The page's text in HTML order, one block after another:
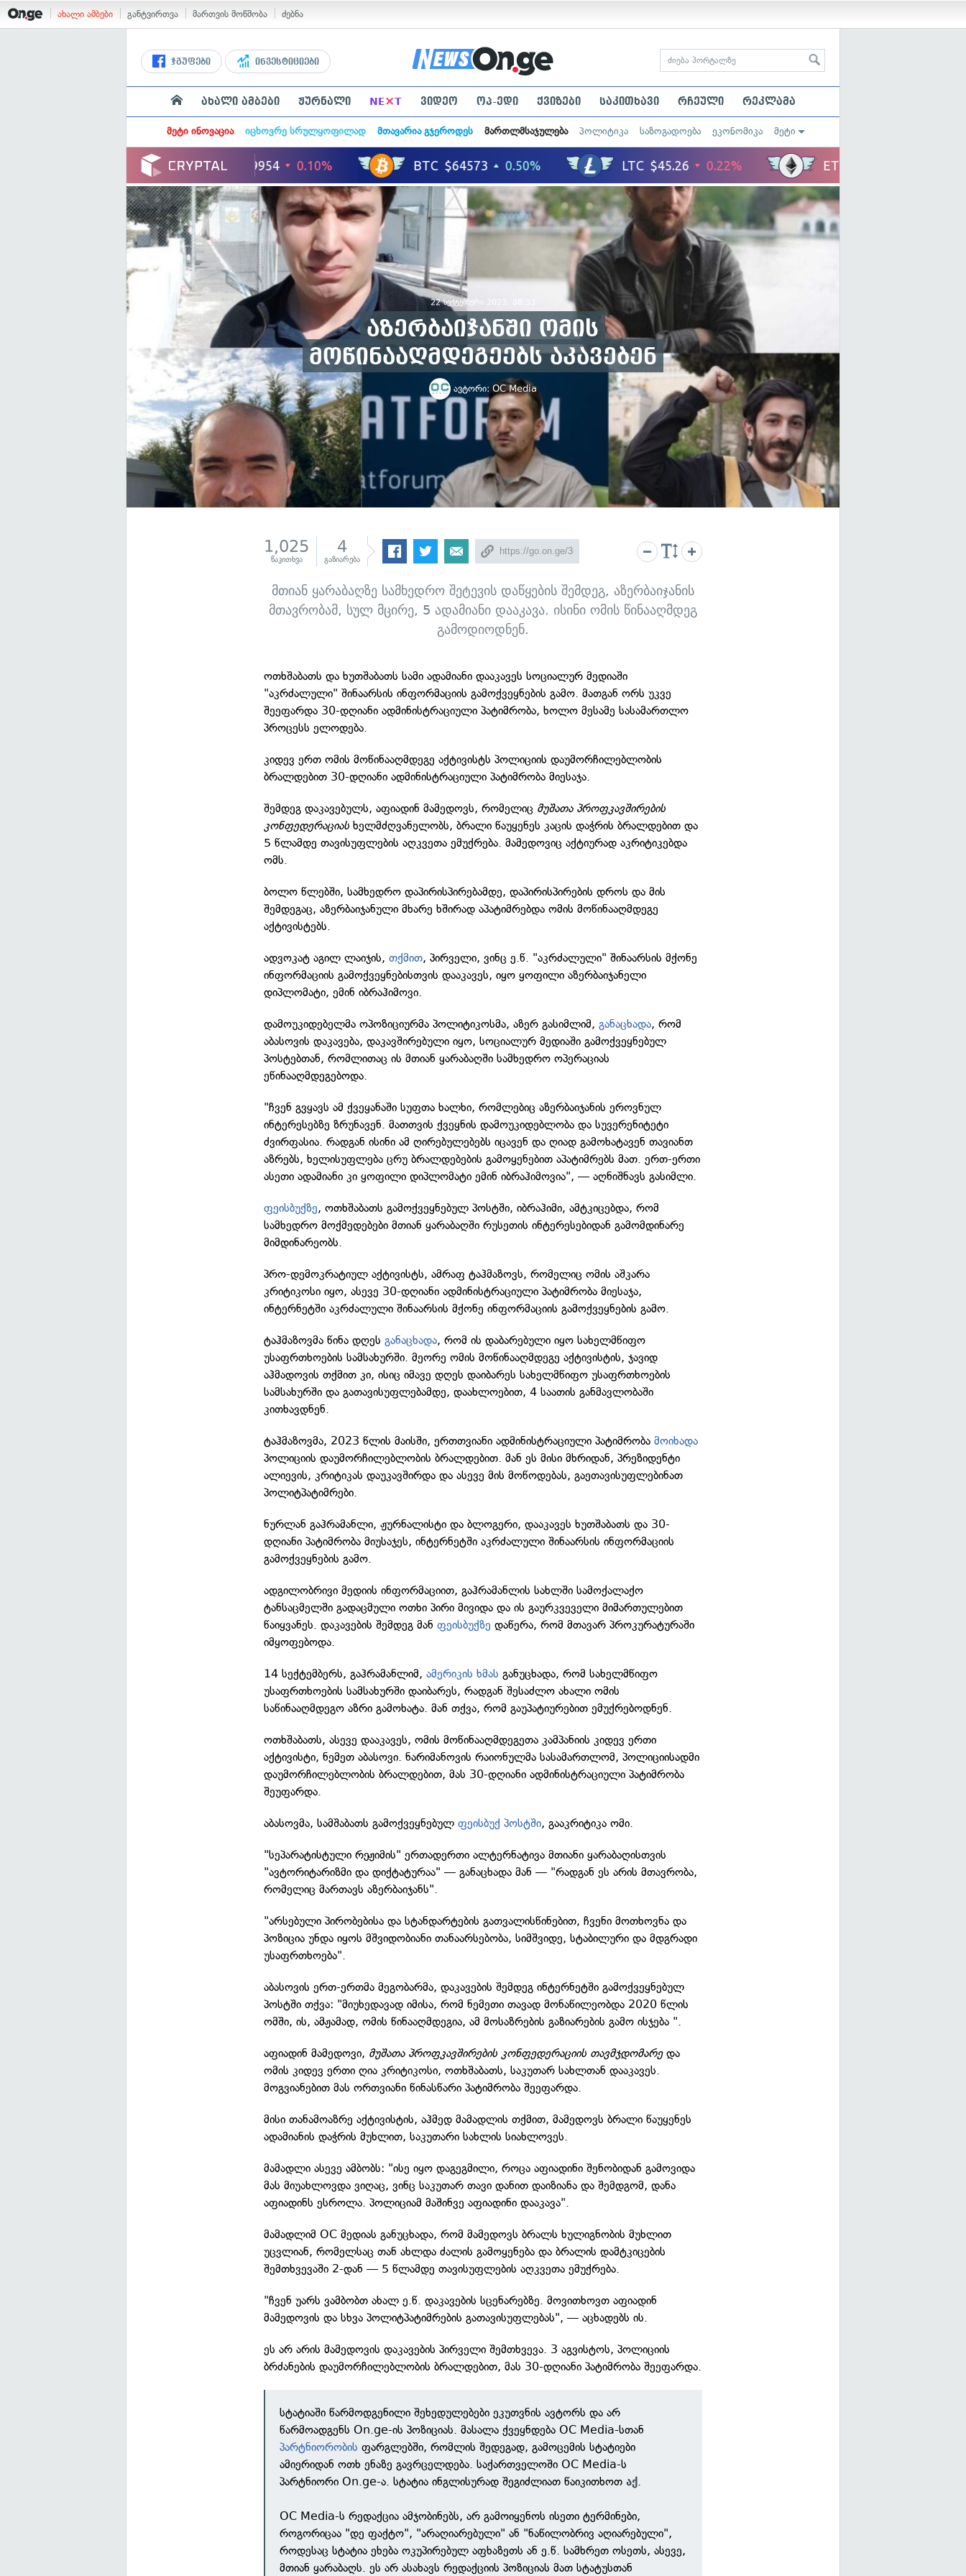
ახალი ამბები განტვირთვა მართვის მოწმობა ძებნა
ჯგუფები ინვესტიციები
ახალი ამბები ჟურნალი NE×T ვიდეო ოპ-ედი ქვიზები საკითხავი რჩეული რეკლამა
მეტი ინოვაცია იცხოვრე სრულყოფილად მთავარია გჯეროდეს მართლმსაჯულება პოლიტიკა საზოგადოება ეკონომიკა მეტი
22 სექტემბერი 2023, 08:33
აზერბაიჯანში ომის
მოწინააღმდეგეებს აკავებენ
ავტორი: OC Media
1,025
წაკითხვა
4
გაზიარება
მთიან ყარაბაღზე სამხედრო შეტევის დაწყების შემდეგ, აზერბაიჯანის
მთავრობამ, სულ მცირე, 5 ადამიანი დააკავა. ისინი ომის წინააღმდეგ
გამოდიოდნენ.
ოთხშაბათს და ხუთშაბათს სამი ადამიანი დააკავეს სოციალურ მედიაში
"აკრძალული" შინაარსის ინფორმაციის გამოქვეყნების გამო. მათგან ორს უკვე
შეეფარდა 30-დღიანი ადმინისტრაციული პატიმრობა, ხოლო მესამე სასამართლო
პროცესს ელოდება.
კიდევ ერთ ომის მოწინააღმდეგე აქტივისტს პოლიციის დაუმორჩილებლობის
ბრალდებით 30-დღიანი ადმინისტრაციული პატიმრობა მიესაჯა.
შემდეგ დაკავებულს, აფიადინ მამედოვს, რომელიც მუშათა პროფკავშირების
კონფედერაციასხელმძღვანელობს, ბრალი წაუყენეს კაცის დაჭრის ბრალდებით და
5 წლამდე თავისუფლების აღკვეთა ემუქრება. მამედოვიც აქტიურად აკრიტიკებდა
ომს.
ბოლო წლებში, სამხედრო დაპირისპირებამდე, დაპირისპირების დროს და მის
შემდეგაც, აზერბაიჯანული მხარე ხშირად აპატიმრებდა ომის მოწინააღმდეგე
აქტივისტებს.
ადვოკატ აგილ ლაიჯის,თქმით, პირველი, ვინც ე.წ. "აკრძალული" შინაარსის მქონე
ინფორმაციის გამოქვეყნებისთვის დააკავეს, იყო ყოფილი აზერბაიჯანელი
დიპლომატი, ემინ იბრაჰიმოვი.
დამოუკიდებელმა ოპოზიციურმა პოლიტიკოსმა, აზერ გასიმლიმ,განაცხადა, რომ
აბასოვის დაკავება, დაკავშირებული იყო, სოციალურ მედიაში გამოქვეყნებულ
პოსტებთან, რომლითაც ის მთიან ყარაბაღში სამხედრო ოპერაციას
ეწინააღმდეგებოდა.
"ჩვენ გვყავს ამ ქვეყანაში სუფთა ხალხი, რომლებიც აზერბაიჯანის ეროვნულ
ინტერესებზე ზრუნავენ. მათთვის ქვეყნის დამოუკიდებლობა და სუვერენიტეტი
ძვირფასია. რადგან ისინი ამ ღირებულებებს იცავენ და ღიად გამოხატავენ თავიანთ
აზრებს, ხელისუფლება ცრუ ბრალდებების გამოყენებით აპატიმრებს მათ. ერთ-ერთი
ასეთი ადამიანი კი ყოფილი დიპლომატი ემინ იბრაჰიმოვია", — აღნიშნავს გასიმლი.
ფეისბუქზე, ოთხშაბათს გამოქვეყნებულ პოსტში, იბრაჰიმი, ამტკიცებდა, რომ
სამხედრო მოქმედებები მთიან ყარაბაღში რუსეთის ინტერესებიდან გამომდინარე
მიმდინარეობს.
პრო-დემოკრატიულ აქტივისტს, ამრაფ ტაჰმაზოვს, რომელიც ომის აშკარა
კრიტიკოსი იყო, ასევე 30-დღიანი ადმინისტრაციული პატიმრობა მიესაჯა,
ინტერნეტში აკრძალული შინაარსის მქონე ინფორმაციის გამოქვეყნების გამო.
ტაჰმაზოვმა წინა დღესგანაცხადა, რომ ის დაბარებული იყო სახელმწიფო
უსაფრთხოების სამსახურში. მეორე ომის მოწინააღმდეგე აქტივისტის, ჯავიდ
აჰმადოვის თქმით კი, ისიც იმავე დღეს დაიბარეს სახელმწიფო უსაფრთხოების
სამსახურში და გათავისუფლებამდე, დაახლოებით, 4 საათის განმავლობაში
კითხავდნენ.
ტაჰმაზოვმა, 2023 წლის მაისში, ერთთვიანი ადმინისტრაციული პატიმრობამოიხადა
პოლიციის დაუმორჩილებლობის ბრალდებით. მან ეს მისი მხრიდან, პრეზიდენტი
ალიევის, კრიტიკას დაუკავშირდა და ასევე მის მოწოდებას, გაეთავისუფლებინათ
პოლიტპატიმრები.
ნურლან გაჰრამანლი, ჟურნალისტი და ბლოგერი, დააკავეს ხუთშაბათს და 30-
დღიანი პატიმრობა მიუსაჯეს, ინტერნეტში აკრძალული შინაარსის ინფორმაციის
გამოქვეყნების გამო.
ადგილობრივი მედიის ინფორმაციით, გაჰრამანლის სახლში სამოქალაქო
ტანსაცმელში გადაცმული ოთხი პირი მივიდა და ის გაურკვეველი მიმართულებით
წაიყვანეს. დაკავების შემდეგ მანფეისბუქზე დაწერა, რომ მთავარ პროკურატურაში
იმყოფებოდა.
14 სექტემბერს, გაჰრამანლიმ,ამერიკის ხმას განუცხადა, რომ სახელმწიფო
უსაფრთხოების სამსახურში დაიბარეს, რადგან შესაძლო ახალი ომის
საწინააღმდეგო აზრი გამოხატა. მან თქვა, რომ გაუპატიურებით ემუქრებოდნენ.
ოთხშაბათს, ასევე დააკავეს, ომის მოწინააღმდეგეთა კამპანიის კიდევ ერთი
აქტივისტი, ნემეთ აბასოვი. ნარიმანოვის რაიონულმა სასამართლომ, პოლიციისადმი
დაუმორჩილებლობის ბრალდებით, მას 30-დღიანი ადმინისტრაციული პატიმრობა
შეუფარდა.
აბასოვმა, სამშაბათს გამოქვეყნებულფეისბუქ პოსტში, გააკრიტიკა ომი.
"სეპარატისტული რეჟიმის" ერთადერთი ალტერნატივა მთიანი ყარაბაღისთვის
"ავტორიტარიზმი და დიქტატურაა" — განაცხადა მან — "რადგან ეს არის მთავრობა,
რომელიც მართავს აზერბაიჯანს".
"არსებული პირობებისა და სტანდარტების გათვალისწინებით, ჩვენი მოთხოვნა და
პოზიცია უნდა იყოს მშვიდობიანი თანაარსებობა, სიმშვიდე, სტაბილური და მდგრადი
უსაფრთხოება".
აბასოვის ერთ-ერთმა მეგობარმა, დაკავების შემდეგ ინტერნეტში გამოქვეყნებულ
პოსტში თქვა: "მიუხედავად იმისა, რომ ნემეთი თავად მონაწილეობდა 2020 წლის
ომში, ის, ამჟამად, ომის წინააღმდეგია, ამ მოსაზრების გაზიარების გამო ისჯება ".
აფიადინ მამედოვი, მუშათა პროფკავშირების კონფედერაციის თავმჯდომარედა
ომის კიდევ ერთი ღია კრიტიკოსი, ოთხშაბათს, საკუთარ სახლთან დააკავეს.
მოგვიანებით მას ორთვიანი წინასწარი პატიმრობა შეეფარდა.
მისი თანამოაზრე აქტივისტის, აჰმედ მამადლის თქმით, მამედოვს ბრალი წაუყენეს
ადამიანის დაჭრის მუხლით, საკუთარი სახლის სიახლოვეს.
მამადლი ასევე ამბობს: "ისე იყო დაგეგმილი, როცა აფიადინი შენობიდან გამოვიდა
მას მიუახლოვდა ვიღაც, ვინც საკუთარ თავი დანით დაიზიანა და შემდგომ, დანა
აფიადინს ესროლა. პოლიციამ მაშინვე აფიადინი დააკავა".
მამადლიმ OC მედიას განუცხადა, რომ მამედოვს ბრალს ხულიგნობის მუხლით
უცვლიან, რომელსაც თან ახლდა ძალის გამოყენება და ბრალის დამტკიცების
შემთხვევაში 2-დან — 5 წლამდე თავისუფლების აღკვეთა ემუქრება.
"ჩვენ უარს ვამბობთ ახალ ე.წ. დაკავების სცენარებზე. მოვითხოვთ აფიადინ
მამედოვის და სხვა პოლიტპატიმრების გათავისუფლებას", — აცხადებს ის.
ეს არ არის მამედოვის დაკავების პირველი შემთხვევა. 3 აგვისტოს, პოლიციის
ბრძანების დაუმორჩილებლობის ბრალდებით, მას 30-დღიანი პატიმრობა შეეფარდა.
სტატიაში წარმოდგენილი შეხედულებები ეკუთვნის ავტორს და არ
წარმოადგენს On.ge-ის პოზიციას. მასალა ქვეყნდება OC Media-სთან
პარტნიორობის ფარგლებში, რომლის შედეგად, გამოცემის სტატიები
ამიერიდან ოთხ ენაზე გავრცელდება. საქართველოში OC Media-ს
პარტნიორი On.ge-ა. სტატია ინგლისურად შეგიძლიათ წაიკითხოთაქ.
OC Media-ს რედაქცია ამჯობინებს, არ გამოიყენოს ისეთი ტერმინები,
როგორიცაა "დე ფაქტო", "არაღიარებული" ან "ნაწილობრივ აღიარებული",
როდესაც სტატია ეხება ოკუპირებულ აფხაზეთს ან ე.წ. სამხრეთ ოსეთს, ასევე,
მთიან ყარაბაღს. ეს არ ასახავს რედაქციის პოზიციას მათ სტატუსთან